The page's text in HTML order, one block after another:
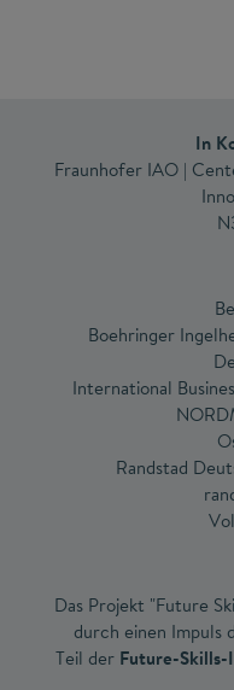
In
Fraunhofer IAO |
Boehringer
International
Randstad
Das Projekt "Future
durch einen Impuls
Teil der Future-